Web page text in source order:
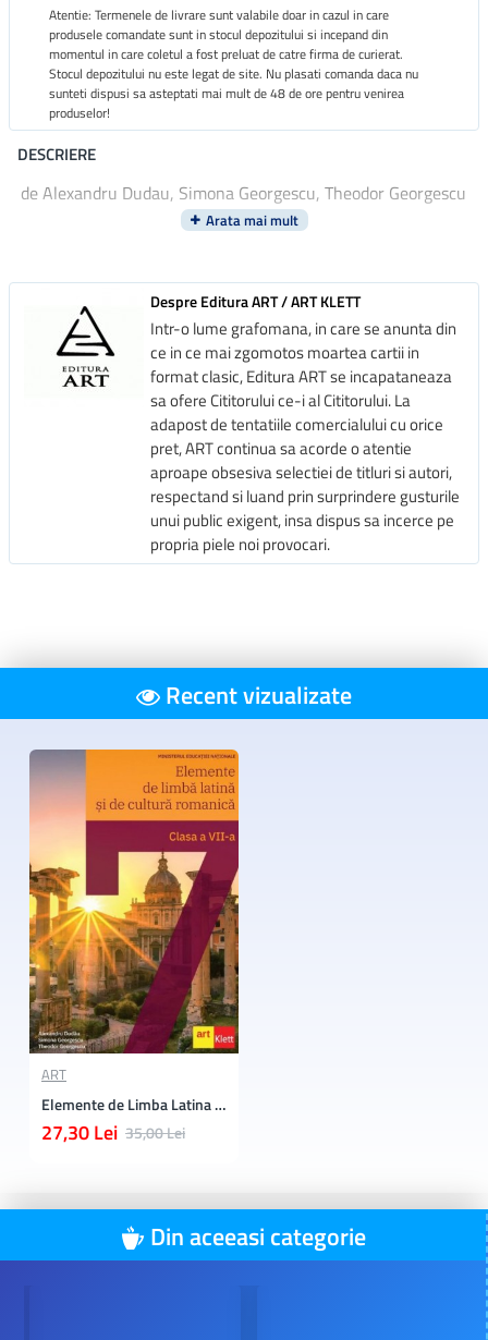
Atentie: Termenele de livrare sunt valabile doar in cazul in care
produsele comandate sunt in stocul depozitului si incepand din
momentul in care coletul a fost preluat de catre firma de curierat.
Stocul depozitului nu este legat de site. Nu plasati comanda daca nu
sunteti dispusi sa asteptati mai mult de 48 de ore pentru venirea
produselor!
Despre Editura ART / ART KLETT
Intr-o lume grafomana, in care se anunta din
ce in ce mai zgomotos moartea cartii in
format clasic, Editura ART se incapataneaza
sa ofere Cititorului ce-i al Cititorului. La
adapost de tentatiile comercialului cu orice
pret, ART continua sa acorde o atentie
aproape obsesiva selectiei de titluri si autori,
respectand si luand prin surprindere gusturile
unui public exigent, insa dispus sa incerce pe
propria piele noi provocari.
DESCRIERE
de Alexandru Dudau, Simona Georgescu, Theodor Georgescu
Recent vizualizate
ART
Elemente de Limba Latina si de Cultura Romanica. Manual Clasa a 7-a
27,30 Lei 35,00 Lei
Din aceeasi categorie